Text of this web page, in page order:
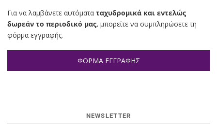
Για να λαμβάνετε αυτόματα ταχυδρομικά και εντελώς
δωρεάν το περιοδικό μας, μπορείτε να συμπληρώσετε τη
φόρμα εγγραφής.
ΦΟΡΜΑ ΕΓΓΡΑΦΗΣ
NEWSLETTER